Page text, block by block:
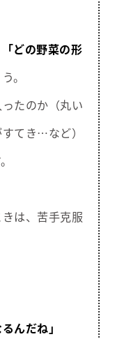
「どの野菜の形
。
たのか（丸い
てき…など）
は、苦手克服
んだね」